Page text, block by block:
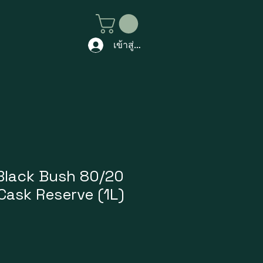
เข้าสู่ระบบ
Bush 80/20
Reserve (1L)